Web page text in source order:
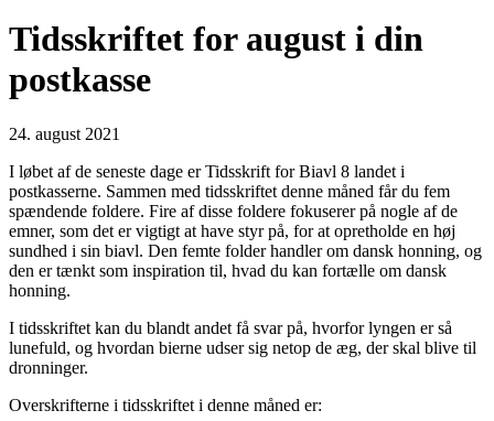
Tidsskriftet for august i din
postkasse
24. august 2021
I løbet af de seneste dage er Tidsskrift for Biavl 8 landet i
postkasserne. Sammen med tidsskriftet denne måned får du fem
spændende foldere. Fire af disse foldere fokuserer på nogle af de
emner, som det er vigtigt at have styr på, for at opretholde en høj
sundhed i sin biavl. Den femte folder handler om dansk honning, og
den er tænkt som inspiration til, hvad du kan fortælle om dansk
honning.
I tidsskriftet kan du blandt andet få svar på, hvorfor lyngen er så
lunefuld, og hvordan bierne udser sig netop de æg, der skal blive til
dronninger.
Overskrifterne i tidsskriftet i denne måned er: